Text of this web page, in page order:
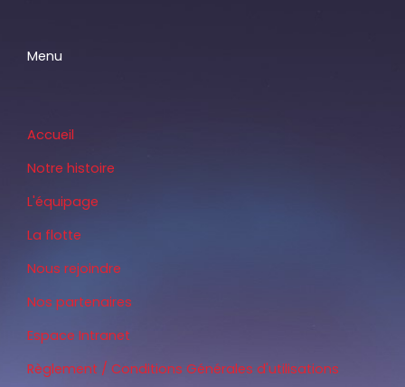
Menu
Accueil
Notre histoire
L'équipage
La flotte
Nous rejoindre
Nos partenaires
Espace Intranet
Règlement / Conditions Générales d'utilisations